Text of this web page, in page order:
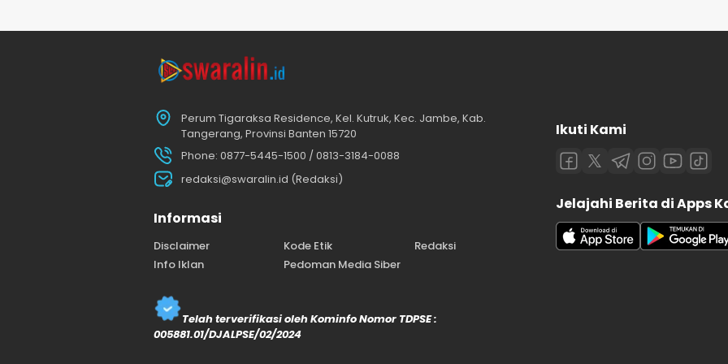
Perum Tigaraksa Residence, Kel. Kutruk, Kec. Jambe, Kab.
Tangerang, Provinsi Banten 15720
Phone: 0877-5445-1500 / 0813-3184-0088
redaksi@swaralin.id (Redaksi)
Informasi
Disclaimer Kode Etik
Redaksi
Info Iklan
Pedoman Media Siber
Telah terverifikasi oleh Kominfo Nomor TDPSE :
005881.01/DJALPSE/02/2024
Ikuti Kami
Jelajahi Berita di Apps